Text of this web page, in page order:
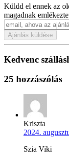
Küldd el ennek az
magadnak
Ajánlás küldése
Kedvenc
25 hozzászólás
Kriszta
2024.
Szia Viki